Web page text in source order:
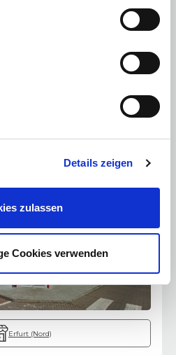
Details zeigen
zulassen
Cookies verwenden
Erfurt (Nord)